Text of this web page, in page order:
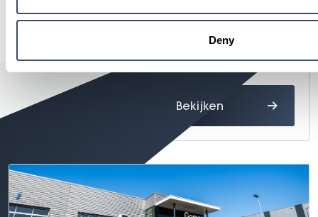
Deny
Tender 3, 1687 JB Wognum
Route Bekijken